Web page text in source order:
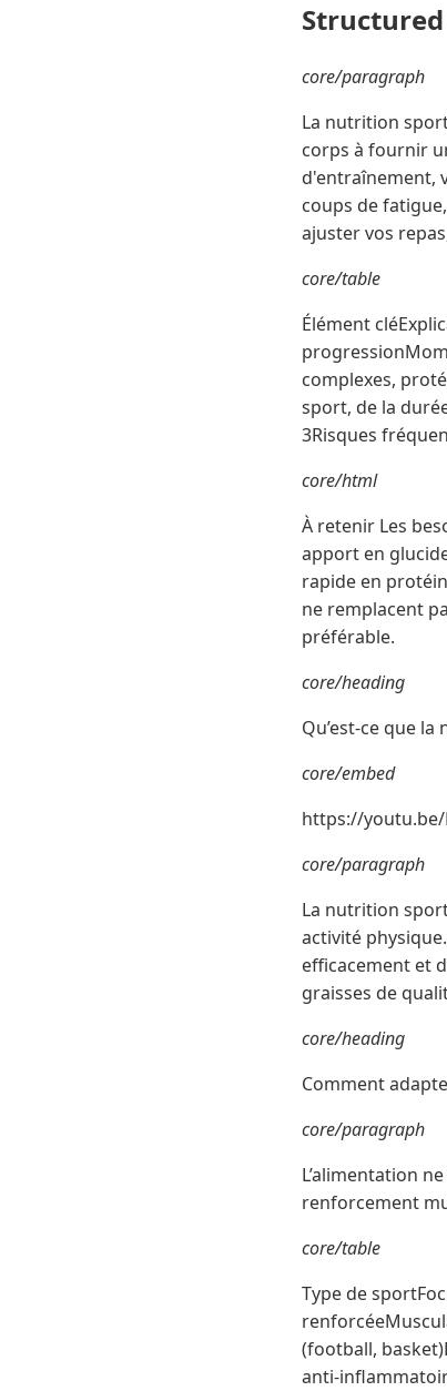
core/paragraph
La nutrition
corps à fournir
d'entraînement,
coups de
ajuster vos
core/table
Élément
complexes,
sport, de la
3Risques
core/html
À retenir Les
apport en
rapide en
ne remplacent
préférable.
core/heading
Qu’est-ce que
core/embed
https://youtu.be/
core/paragraph
La nutrition
activité
efficacement et
graisses de
core/heading
Comment
core/paragraph
L’alimentation
renforcement
core/table
Type de
(football,
anti-